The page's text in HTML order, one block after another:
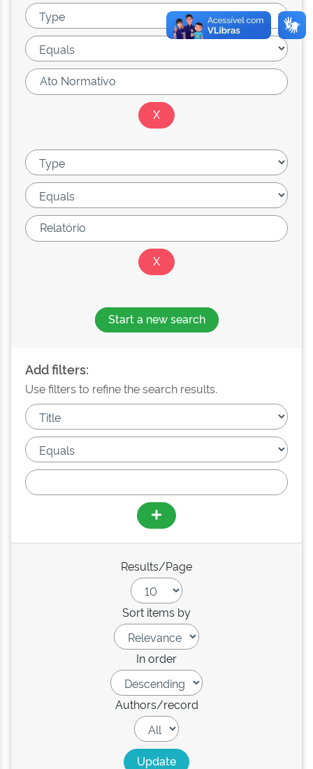
Start a new search
Add filters:
Use filters to refine the search results.
Results/Page
Sort items by
In order
Authors/record